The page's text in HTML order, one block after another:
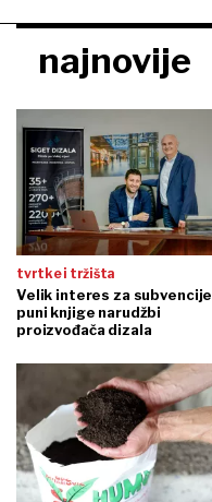
najnovije
tvrtke i tržišta
Velik interes za subvencije
puni knjige narudžbi
proizvođača dizala